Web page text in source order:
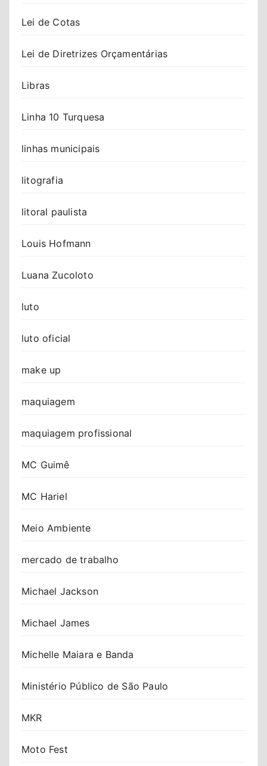
Lei de Cotas
Lei de Diretrizes Orçamentárias
Libras
Linha 10 Turquesa
linhas municipais
litografia
litoral paulista
Louis Hofmann
Luana Zucoloto
luto
luto oficial
make up
maquiagem
maquiagem profissional
MC Guimê
MC Hariel
Meio Ambiente
mercado de trabalho
Michael Jackson
Michael James
Michelle Maiara e Banda
Ministério Público de São Paulo
MKR
Moto Fest